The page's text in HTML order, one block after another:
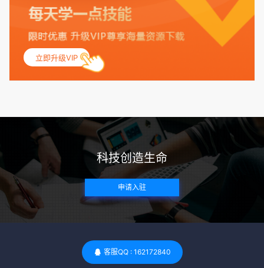
保其身体健康状况良好。过高的BMI可能与多种健康问题相关
联，包括不孕症和妊娠并发症。 生殖健康：捐赠者需要有规律
的月经期，无生殖障碍或异常问题。此外，还需要进行详细的
妇科检查，以确保其生殖系统的健康。 遗传病史与家族病史：
捐赠者及其家庭成员需要无严重的遗传病史、精神病史和传染
病史。这通常需要通过基因检测、家族史调查和医疗记录审查
带任何可传染给受卵者的病原体。 药物与生活习惯：捐赠者需
要是非尼古丁使用者、非吸烟者、非吸毒者，并且未使用可能
影响卵子质量的药物，如某些精神药物和避孕植入物。 学历与
心理标准 学历要求：部分卵子库对捐赠者的学历有一定要求，
但这并非普遍标准。一些卵子库可能更倾向于选择受过高等教
育的女性作为捐赠者，但这并不是绝对的筛选条件。 心理状态
评估：捐赠者需要进行心理状态评估，以确定其对捐赠过程的
于确保捐赠者在捐赠过程中保持积极的心态，并理解其捐赠行
为的意义。 其他标准 责任心与沟通能力：由于捐卵过程的时
立即升级VIP
科技创造生命
申请入驻
客服QQ : 162172840